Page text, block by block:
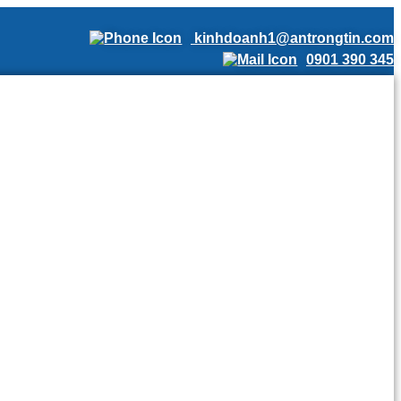
kinhdoanh1@antrongtin.com
0901 390 345